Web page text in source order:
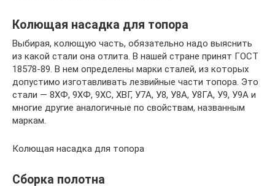
Колющая насадка для топора
Выбирая, колющую часть, обязательно надо выяснить
из какой стали она отлита. В нашей стране принят ГОСТ
18578-89. В нем определены марки сталей, из которых
допустимо изготавливать лезвийные части топора. Это
стали — 8ХФ, 9ХФ, 9ХС, ХВГ, У7А, У8, У8А, У8ГА, У9, У9А и
многие другие аналогичные по свойствам, названным
маркам.
Колющая насадка для топора
Сборка полотна